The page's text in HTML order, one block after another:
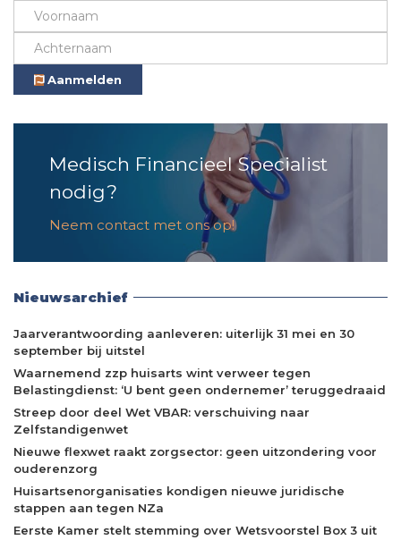
Aanmelden
Medisch Financieel Specialist
nodig?
Neem contact met ons op!
Nieuwsarchief
Jaarverantwoording aanleveren: uiterlijk 31 mei en 30
september bij uitstel
Waarnemend zzp huisarts wint verweer tegen
Belastingdienst: ‘U bent geen ondernemer’ teruggedraaid
Streep door deel Wet VBAR: verschuiving naar
Zelfstandigenwet
Nieuwe flexwet raakt zorgsector: geen uitzondering voor
ouderenzorg
Huisartsenorganisaties kondigen nieuwe juridische
stappen aan tegen NZa
Eerste Kamer stelt stemming over Wetsvoorstel Box 3 uit